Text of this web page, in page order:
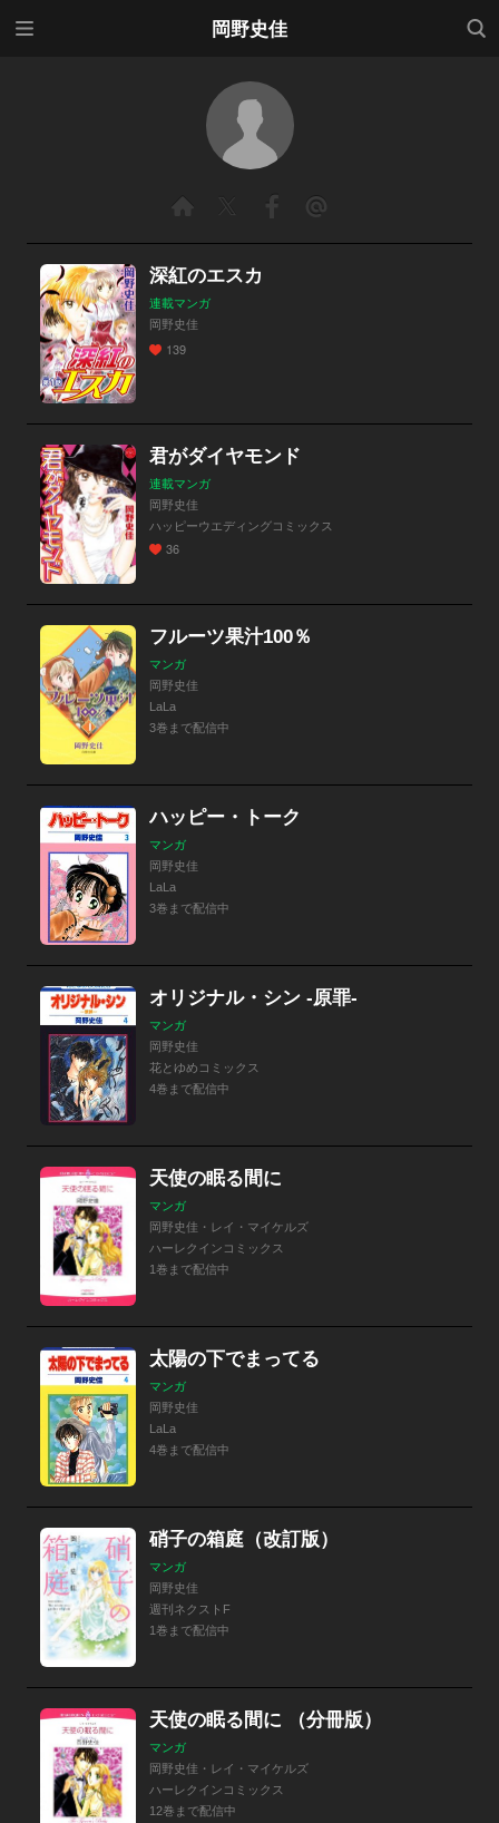
岡野史佳
検索
深紅のエスカ
連載マンガ
岡野史佳
139
君がダイヤモンド
連載マンガ
岡野史佳
ハッピーウエディングコミックス
36
フルーツ果汁100％
マンガ
岡野史佳
LaLa
3巻まで配信中
ハッピー・トーク
マンガ
岡野史佳
LaLa
3巻まで配信中
オリジナル・シン -原罪-
マンガ
岡野史佳
花とゆめコミックス
4巻まで配信中
天使の眠る間に
マンガ
岡野史佳・レイ・マイケルズ
ハーレクインコミックス
1巻まで配信中
太陽の下でまってる
マンガ
岡野史佳
LaLa
4巻まで配信中
硝子の箱庭（改訂版）
マンガ
岡野史佳
週刊ネクストF
1巻まで配信中
天使の眠る間に （分冊版）
マンガ
岡野史佳・レイ・マイケルズ
ハーレクインコミックス
12巻まで配信中